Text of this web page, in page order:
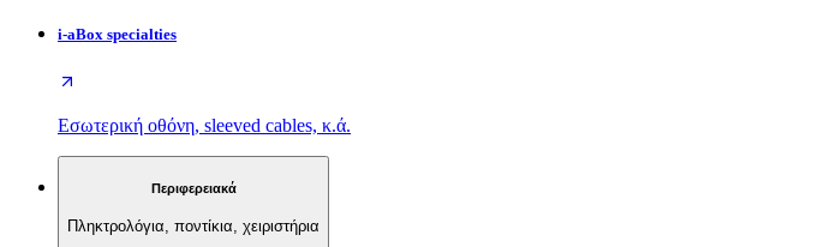
i-aBox specialties
Εσωτερική οθόνη, sleeved cables, κ.ά.
Περιφερειακά
Πληκτρολόγια, ποντίκια, χειριστήρια